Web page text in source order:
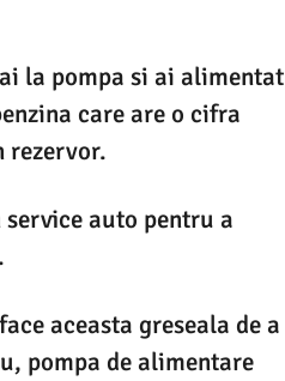
la pompa si ai alimentat
care are o cifra
rezervor.
auto pentru a
aceasta greseala de a
pompa de alimentare